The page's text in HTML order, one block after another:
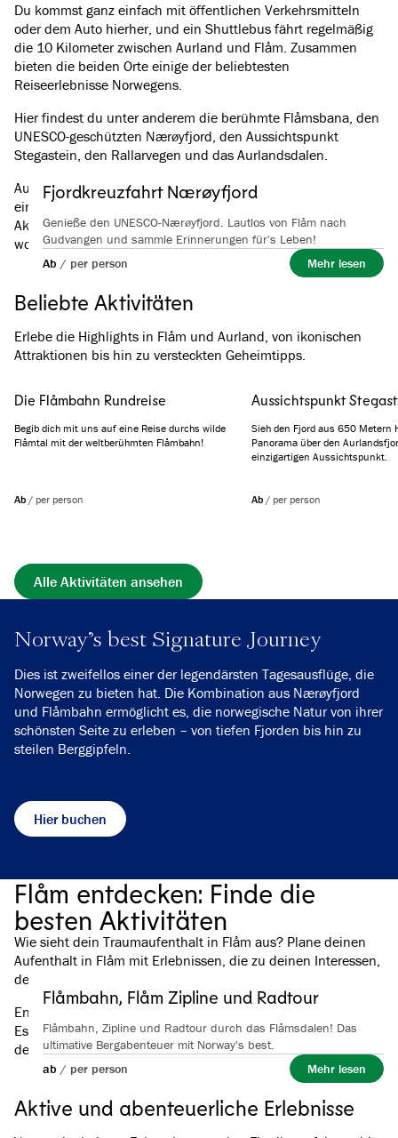
Du kommst ganz einfach mit öffentlichen Verkehrsmitteln
oder dem Auto hierher, und ein Shuttlebus fährt regelmäßig
die 10 Kilometer zwischen Aurland und Flåm. Zusammen
bieten die beiden Orte einige der beliebtesten
Reiseerlebnisse Norwegens.
Hier findest du unter anderem die berühmte Flåmsbana, den
UNESCO-geschützten Nærøyfjord, den Aussichtspunkt
Stegastein, den Rallarvegen und das Aurlandsdalen.
Auf dieser Seite kannst du deinen gesamten Aufenthalt an
einem Ort planen. Buche deine Unterkunft, kaufe Tickets für
Aktivitäten oder reserviere geführte Touren und finde heraus,
wo du essen möchtest.
Fjordkreuzfahrt Nærøyfjord
Genieße den UNESCO-Nærøyfjord. Lautlos von Flåm nach
Gudvangen und sammle Erinnerungen für's Leben!
Ab / per person Mehr lesen
Beliebte Aktivitäten
Erlebe die Highlights in Flåm und Aurland, von ikonischen
Attraktionen bis hin zu versteckten Geheimtipps.
Die Flåmbahn Rundreise
Begib dich mit uns auf eine Reise durchs wilde
Flåmtal mit der weltberühmten Flåmbahn!
Ab / per person
Aussichtspunkt
Sieh den Fjord aus 650 Metern
Panorama über den
einzigartigen Aussichtspunkt.
Ab / per person
Alle Aktivitäten ansehen
Norway's best Signature Journey
Dies ist zweifellos einer der legendärsten Tagesausflüge, die
Norwegen zu bieten hat. Die Kombination aus Nærøyfjord
und Flåmbahn ermöglicht es, die norwegische Natur von ihrer
schönsten Seite zu erleben – von tiefen Fjorden bis hin zu
steilen Berggipfeln.
Hier buchen
Flåm entdecken: Finde die
besten Aktivitäten
Wie sieht dein Traumaufenthalt in Flåm aus? Plane deinen
Aufenthalt in Flåm mit Erlebnissen, die zu deinen Interessen,
deinem Tempo und deinen Mitreisenden passen.
Entdecke alles, von aktiven Naturerlebnissen über gutes
Essen bis hin zu Unterkünften am Fjord und Inspiration für
deine Weiterreise, sowohl in Flåm als auch in Aurland.
Flåmbahn, Flåm Zipline und Radtour
Flåmbahn, Zipline und Radtour durch das Flåmsdalen! Das
ultimative Bergabenteuer mit Norway's best.
ab / per person Mehr lesen
Aktive und abenteuerliche Erlebnisse